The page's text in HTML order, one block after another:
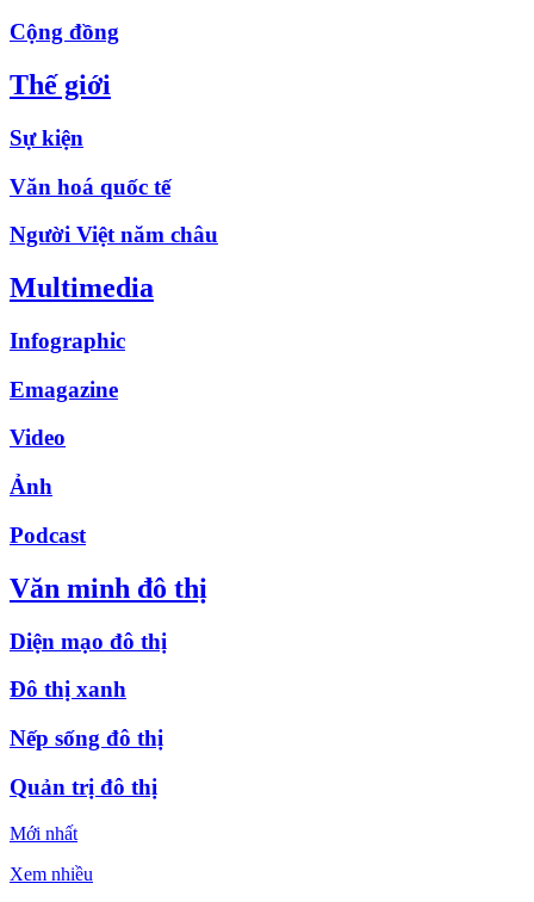
Cộng đồng
Thế giới
Sự kiện
Văn hoá quốc tế
Người Việt năm châu
Multimedia
Infographic
Emagazine
Video
Ảnh
Podcast
Văn minh đô thị
Diện mạo đô thị
Đô thị xanh
Nếp sống đô thị
Quản trị đô thị
Mới nhất
Xem nhiều